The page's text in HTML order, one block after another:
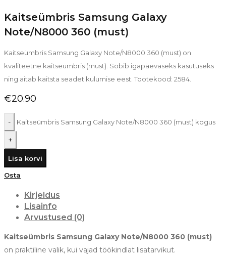
Kaitseümbris Samsung Galaxy
Note/N8000 360 (must)
Kaitseümbris Samsung Galaxy Note/N8000 360 (must) on
kvaliteetne kaitseümbris (must). Sobib igapäevaseks kasutuseks
ning aitab kaitsta seadet kulumise eest. Tootekood: 2584.
€20.90
Kaitseümbris Samsung Galaxy Note/N8000 360 (must) kogus
Lisa korvi
Osta
Kirjeldus
Lisainfo
Arvustused (0)
Kaitseümbris Samsung Galaxy Note/N8000 360 (must)
on praktiline valik, kui vajad töökindlat lisatarvikut.